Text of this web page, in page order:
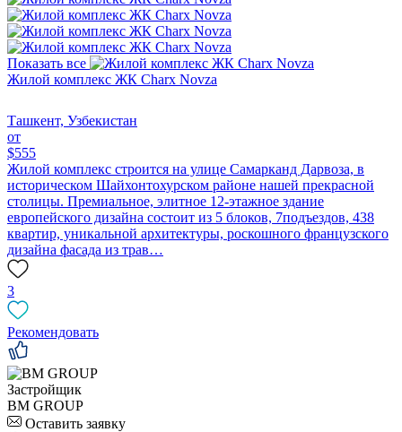
Показать все
Жилой комплекс ЖК Charx Novza
Ташкент, Узбекистан
от
$555
Жилой комплекс строится на улице Самарканд Дарвоза, в
историческом Шайхонтохурском районе нашей прекрасной
столицы. Премиальное, элитное 12-этажное здание
европейского дизайна состоит из 5 блоков, 7подъездов, 438
квартир, уникальной архитектуры, роскошного французского
дизайна фасада из трав…
3
Рекомендовать
Застройщик
BM GROUP
Оставить заявку